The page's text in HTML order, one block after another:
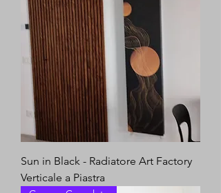
Sun in Black - Radiatore Art Factory
Verticale a Piastra